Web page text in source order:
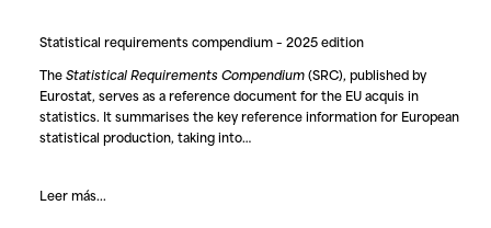
Statistical requirements compendium – 2025 edition
TheStatistical Requirements Compendium(SRC), published by
Eurostat, serves as a reference document for the EU acquis in
statistics. It summarises the key reference information for European
statistical production, taking into…
Leer más...